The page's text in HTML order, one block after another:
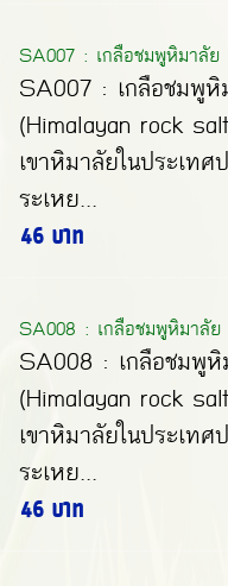
SA007 : เกลือชมพูหิมาลัย
SA007 : เกลือชมพู
(Himalayan rock
เขาหิมาลัยในประเท
ระเหย...
46 บาท
SA008 : เกลือชมพูหิมาลั
SA008 : เกลือชมพู
(Himalayan rock
เขาหิมาลัยในประเท
ระเหย...
46 บาท